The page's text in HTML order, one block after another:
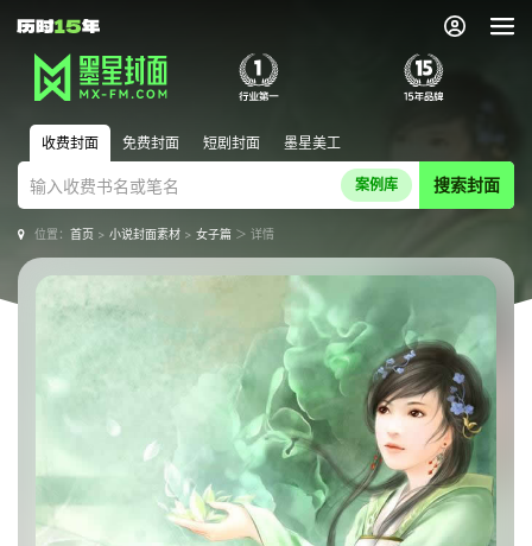
收费封面 免费封面 短剧封面 墨星美工
案例库 搜索封面
位置： 首页> 小说封面素材> 女子篇＞ 详情